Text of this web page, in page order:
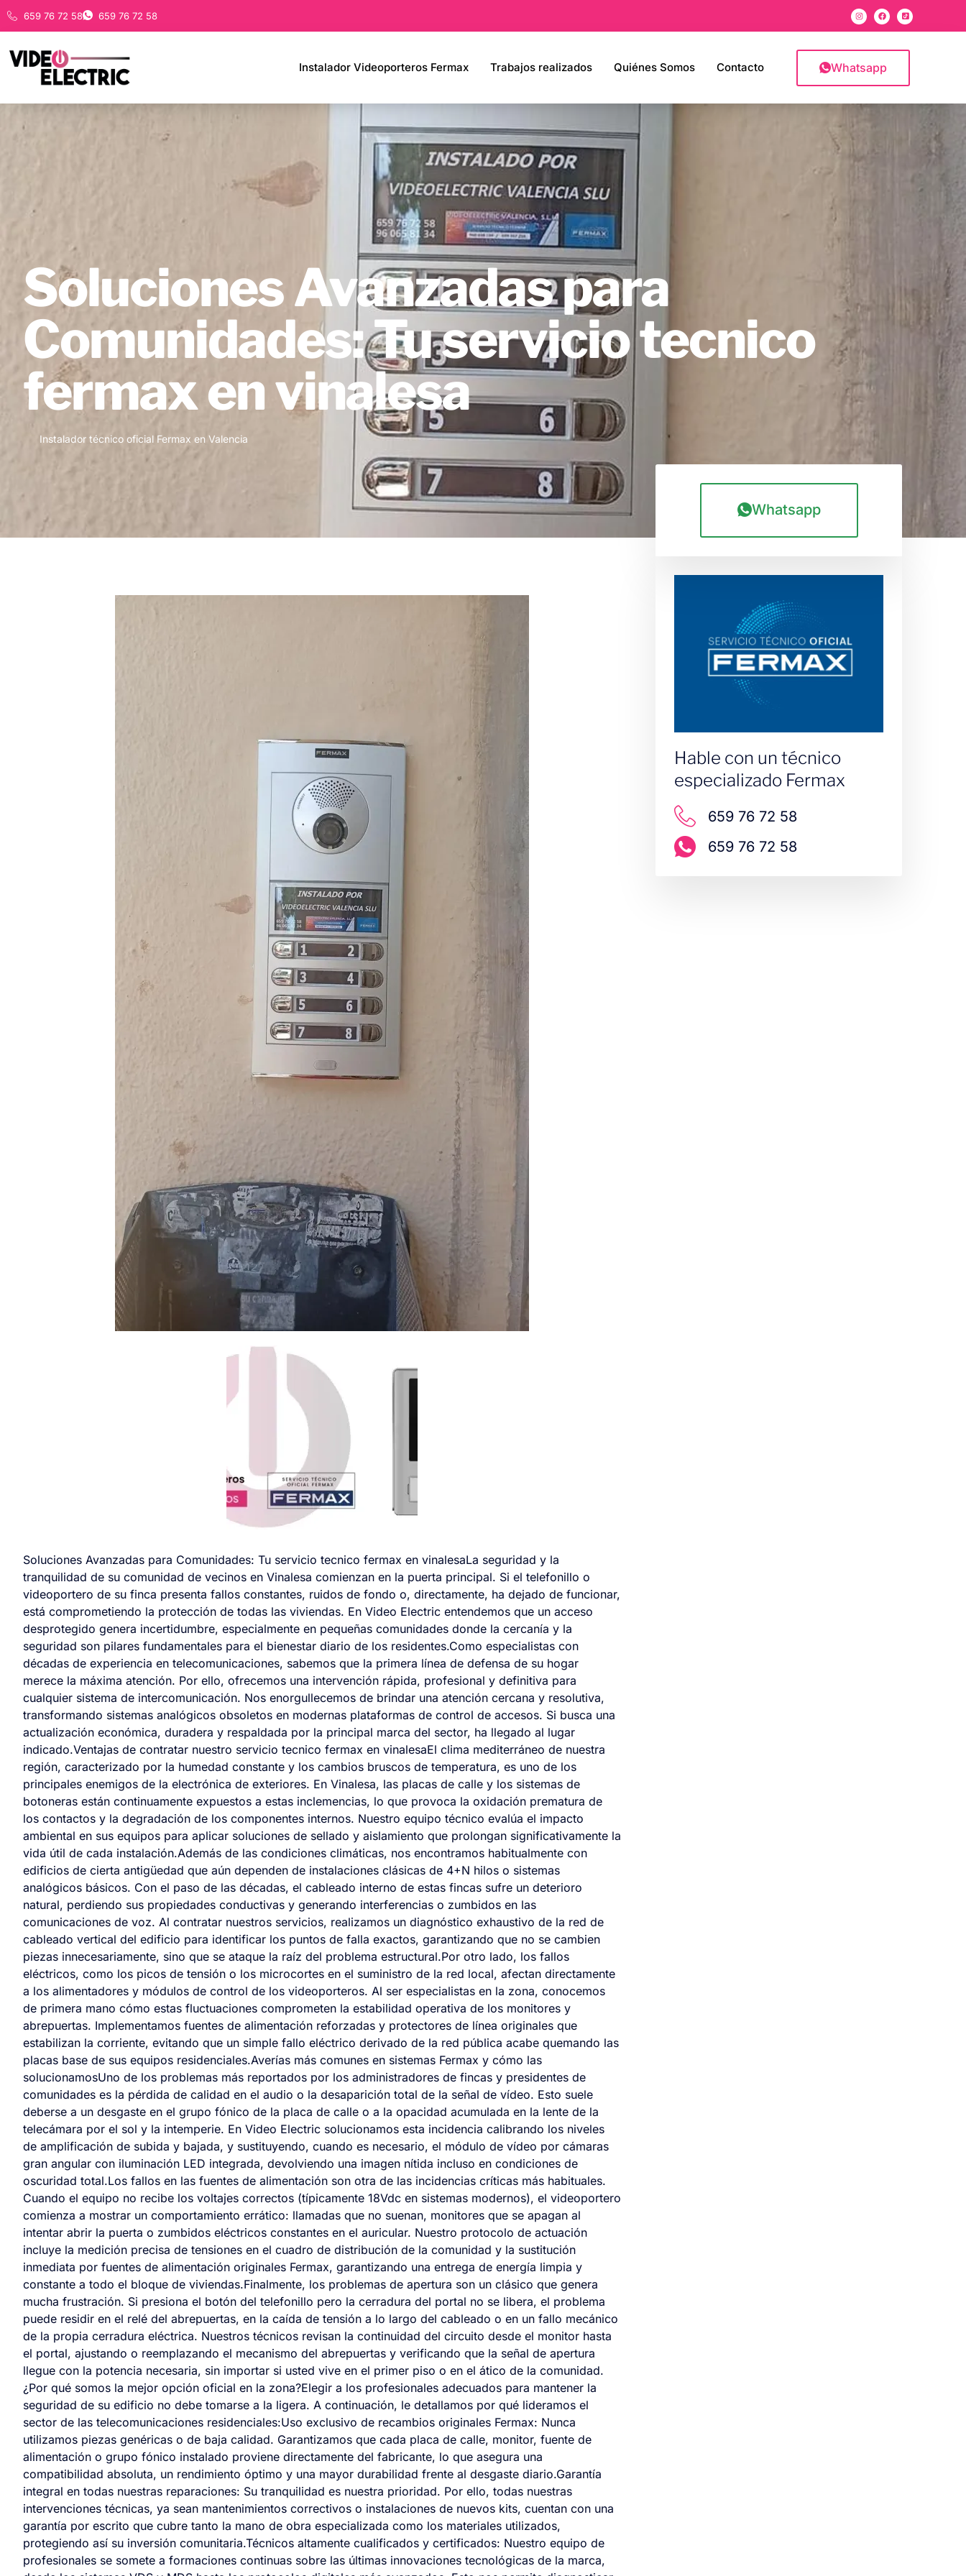
659 76 72 58 659 76 72 58
Instalador Videoporteros Fermax Trabajos realizados Quiénes Somos Contacto Whatsapp
Soluciones Avanzadas para
Comunidades: Tu servicio tecnico
fermax en vinalesa
Instalador técnico oficial Fermax en Valencia
Soluciones Avanzadas para Comunidades: Tu servicio tecnico fermax en vinalesaLa seguridad y la
tranquilidad de su comunidad de vecinos en Vinalesa comienzan en la puerta principal. Si el telefonillo o
videoportero de su finca presenta fallos constantes, ruidos de fondo o, directamente, ha dejado de funcionar,
está comprometiendo la protección de todas las viviendas. En Video Electric entendemos que un acceso
desprotegido genera incertidumbre, especialmente en pequeñas comunidades donde la cercanía y la
seguridad son pilares fundamentales para el bienestar diario de los residentes.Como especialistas con
décadas de experiencia en telecomunicaciones, sabemos que la primera línea de defensa de su hogar
merece la máxima atención. Por ello, ofrecemos una intervención rápida, profesional y definitiva para
cualquier sistema de intercomunicación. Nos enorgullecemos de brindar una atención cercana y resolutiva,
transformando sistemas analógicos obsoletos en modernas plataformas de control de accesos. Si busca una
actualización económica, duradera y respaldada por la principal marca del sector, ha llegado al lugar
indicado.Ventajas de contratar nuestro servicio tecnico fermax en vinalesaEl clima mediterráneo de nuestra
región, caracterizado por la humedad constante y los cambios bruscos de temperatura, es uno de los
principales enemigos de la electrónica de exteriores. En Vinalesa, las placas de calle y los sistemas de
botoneras están continuamente expuestos a estas inclemencias, lo que provoca la oxidación prematura de
los contactos y la degradación de los componentes internos. Nuestro equipo técnico evalúa el impacto
ambiental en sus equipos para aplicar soluciones de sellado y aislamiento que prolongan significativamente la
vida útil de cada instalación.Además de las condiciones climáticas, nos encontramos habitualmente con
edificios de cierta antigüedad que aún dependen de instalaciones clásicas de 4+N hilos o sistemas
analógicos básicos. Con el paso de las décadas, el cableado interno de estas fincas sufre un deterioro
natural, perdiendo sus propiedades conductivas y generando interferencias o zumbidos en las
comunicaciones de voz. Al contratar nuestros servicios, realizamos un diagnóstico exhaustivo de la red de
cableado vertical del edificio para identificar los puntos de falla exactos, garantizando que no se cambien
piezas innecesariamente, sino que se ataque la raíz del problema estructural.Por otro lado, los fallos
eléctricos, como los picos de tensión o los microcortes en el suministro de la red local, afectan directamente
a los alimentadores y módulos de control de los videoporteros. Al ser especialistas en la zona, conocemos
de primera mano cómo estas fluctuaciones comprometen la estabilidad operativa de los monitores y
abrepuertas. Implementamos fuentes de alimentación reforzadas y protectores de línea originales que
estabilizan la corriente, evitando que un simple fallo eléctrico derivado de la red pública acabe quemando las
placas base de sus equipos residenciales.Averías más comunes en sistemas Fermax y cómo las
solucionamosUno de los problemas más reportados por los administradores de fincas y presidentes de
comunidades es la pérdida de calidad en el audio o la desaparición total de la señal de vídeo. Esto suele
deberse a un desgaste en el grupo fónico de la placa de calle o a la opacidad acumulada en la lente de la
telecámara por el sol y la intemperie. En Video Electric solucionamos esta incidencia calibrando los niveles
de amplificación de subida y bajada, y sustituyendo, cuando es necesario, el módulo de vídeo por cámaras
gran angular con iluminación LED integrada, devolviendo una imagen nítida incluso en condiciones de
oscuridad total.Los fallos en las fuentes de alimentación son otra de las incidencias críticas más habituales.
Cuando el equipo no recibe los voltajes correctos (típicamente 18Vdc en sistemas modernos), el videoportero
comienza a mostrar un comportamiento errático: llamadas que no suenan, monitores que se apagan al
intentar abrir la puerta o zumbidos eléctricos constantes en el auricular. Nuestro protocolo de actuación
incluye la medición precisa de tensiones en el cuadro de distribución de la comunidad y la sustitución
inmediata por fuentes de alimentación originales Fermax, garantizando una entrega de energía limpia y
constante a todo el bloque de viviendas.Finalmente, los problemas de apertura son un clásico que genera
mucha frustración. Si presiona el botón del telefonillo pero la cerradura del portal no se libera, el problema
puede residir en el relé del abrepuertas, en la caída de tensión a lo largo del cableado o en un fallo mecánico
de la propia cerradura eléctrica. Nuestros técnicos revisan la continuidad del circuito desde el monitor hasta
el portal, ajustando o reemplazando el mecanismo del abrepuertas y verificando que la señal de apertura
llegue con la potencia necesaria, sin importar si usted vive en el primer piso o en el ático de la comunidad.
¿Por qué somos la mejor opción oficial en la zona?Elegir a los profesionales adecuados para mantener la
seguridad de su edificio no debe tomarse a la ligera. A continuación, le detallamos por qué lideramos el
sector de las telecomunicaciones residenciales:Uso exclusivo de recambios originales Fermax: Nunca
utilizamos piezas genéricas o de baja calidad. Garantizamos que cada placa de calle, monitor, fuente de
alimentación o grupo fónico instalado proviene directamente del fabricante, lo que asegura una
compatibilidad absoluta, un rendimiento óptimo y una mayor durabilidad frente al desgaste diario.Garantía
integral en todas nuestras reparaciones: Su tranquilidad es nuestra prioridad. Por ello, todas nuestras
intervenciones técnicas, ya sean mantenimientos correctivos o instalaciones de nuevos kits, cuentan con una
garantía por escrito que cubre tanto la mano de obra especializada como los materiales utilizados,
protegiendo así su inversión comunitaria.Técnicos altamente cualificados y certificados: Nuestro equipo de
profesionales se somete a formaciones continuas sobre las últimas innovaciones tecnológicas de la marca,
Whatsapp
Hable con un técnico
especializado Fermax
659 76 72 58
659 76 72 58